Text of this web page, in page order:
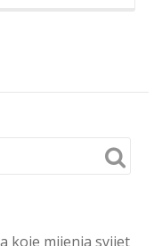
koje mijenja svijet